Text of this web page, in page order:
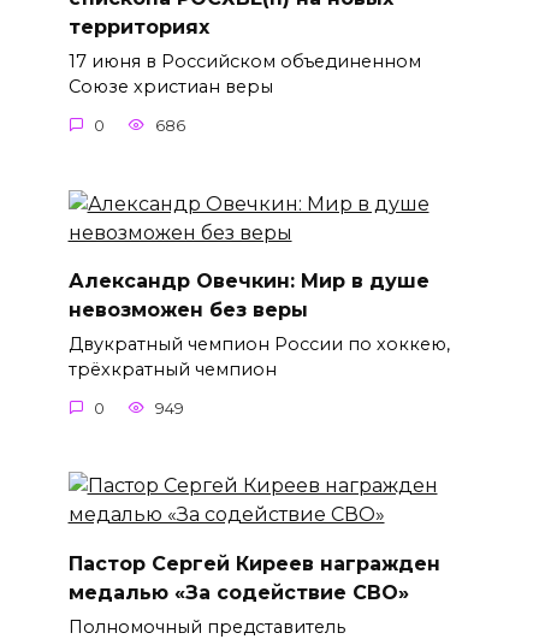
территориях
17 июня в Российском объединенном
Союзе христиан веры
0 686
Александр Овечкин: Мир в душе
невозможен без веры
Двукратный чемпион России по хоккею,
трёхкратный чемпион
0 949
Пастор Сергей Киреев награжден
медалью «За содействие СВО»
Полномочный представитель